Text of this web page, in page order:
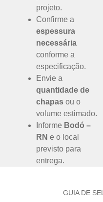
projeto.
Confirme a
espessura
necessária
conforme a
especificação.
Envie a
quantidade de
chapas ou o
volume estimado.
Informe Bodó –
RN e o local
previsto para
entrega.
GUIA DE